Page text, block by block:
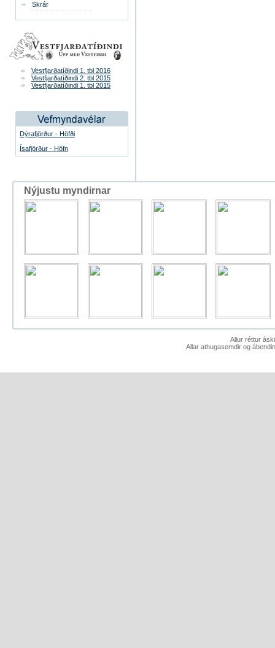
Skrár
Vestfjarðatíðindi 1. tbl 2016
Vestfjarðatíðindi 2. tbl 2015
Vestfjarðatíðindi 1. tbl 2015
Dýrafjörður - Höfði
Ísafjörður - Höfn
Nýjustu myndirnar
Allur réttur
Allar athugasemdir og